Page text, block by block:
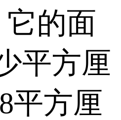
的面
平方厘
平方厘